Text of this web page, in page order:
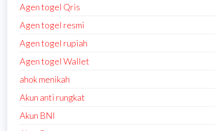
Agen togel Qris
Agen togel resmi
Agen togel rupiah
Agen togel Wallet
ahok menikah
Akun anti rungkat
Akun BNI